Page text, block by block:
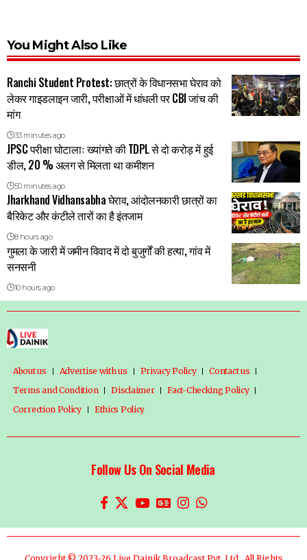
You Might Also Like
Ranchi Student Protest: छात्रों के विधानसभा घेराव को
लेकर गाइडलाइन जारी, परीक्षाओं में धांधली पर CBI जांच की
मांग
33 minutes ago
JPSC परीक्षा घोटालाः ख्यांगते की TDPL से दो करोड़ में हुई
डील, 20 % अलग से मिलता था कमीशन
50 minutes ago
Jharkhand Vidhansabha घेराव, आंदोलनकारी छात्रों का
बैरिकेट और कंटीले तारों का है इंतजाम
8 hours ago
गुमला के जारी में जमीन विवाद में दो बुजुर्गों की हत्या, गांव में
सनसनी
10 hours ago
About us Advertise with us Privacy Policy
Contact us
Terms and Condition
Disclaimer
Fact-Checking Policy
Correction Policy
Ethics Policy
Follow Us On Social Media